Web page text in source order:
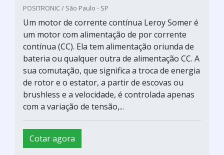
POSITRONIC / São Paulo - SP
Um motor de corrente contínua Leroy Somer é
um motor com alimentação de por corrente
contínua (CC). Ela tem alimentação oriunda de
bateria ou qualquer outra de alimentação CC. A
sua comutação, que significa a troca de energia
de rotor e o estator, a partir de escovas ou
brushless e a velocidade, é controlada apenas
com a variação de tensão,...
Cotar agora